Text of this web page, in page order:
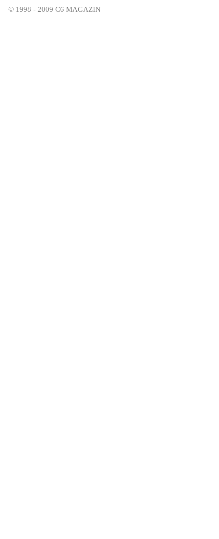
© 1998 - 2009 C6 MAGAZIN